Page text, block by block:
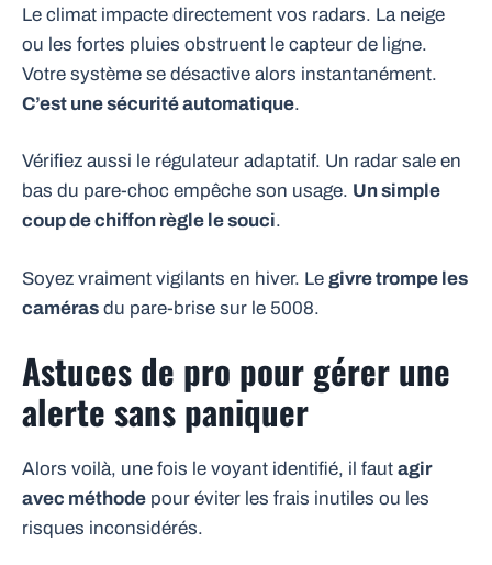
Le climat impacte directement vos radars. La neige
ou les fortes pluies obstruent le capteur de ligne.
Votre système se désactive alors instantanément.
C’est une sécurité automatique.
Vérifiez aussi le régulateur adaptatif. Un radar sale en
bas du pare-choc empêche son usage. Un simple
coup de chiffon règle le souci.
Soyez vraiment vigilants en hiver. Le givre trompe les
caméras du pare-brise sur le 5008.
Astuces de pro pour gérer une
alerte sans paniquer
Alors voilà, une fois le voyant identifié, il faut agir
avec méthode pour éviter les frais inutiles ou les
risques inconsidérés.